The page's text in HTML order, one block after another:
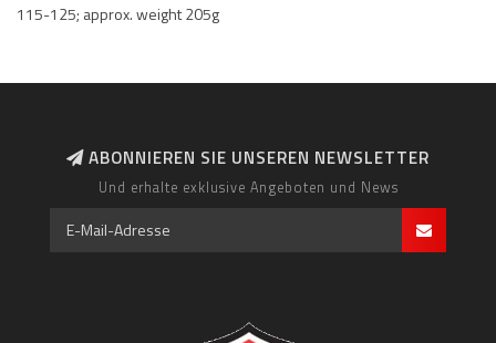
115-125; approx. weight 205g
ABONNIEREN SIE UNSEREN NEWSLETTER
Und erhalte exklusive Angeboten und News